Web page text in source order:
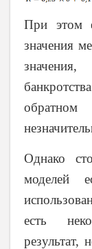
При этом
значения
Однако
моделей
есть
результат,